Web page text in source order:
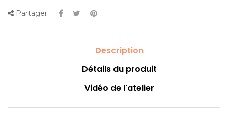
Partager :
Description
Détails du produit
Vidéo de l'atelier